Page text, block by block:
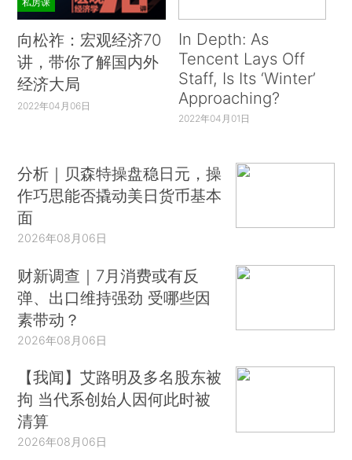
向松祚：宏观经济70
讲，带你了解国内外
经济大局
2022年04月06日
In Depth: As
Tencent Lays Off
Staff, Is Its ‘Winter’
Approaching?
2022年04月01日
分析｜贝森特操盘稳日元，操
作巧思能否撬动美日货币基本
面
2026年08月06日
财新调查｜7月消费或有反
弹、出口维持强劲 受哪些因
素带动？
2026年08月06日
【我闻】艾路明及多名股东被
拘 当代系创始人因何此时被
清算
2026年08月06日